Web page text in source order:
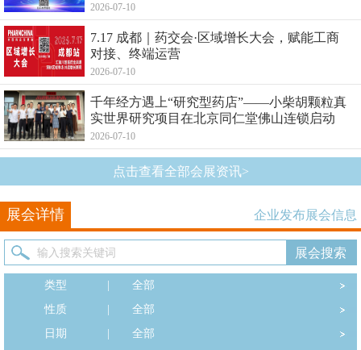
2026-07-10
7.17 成都｜药交会·区域增长大会，赋能工商
对接、终端运营
2026-07-10
千年经方遇上“研究型药店”——小柴胡颗粒真
实世界研究项目在北京同仁堂佛山连锁启动
2026-07-10
点击查看全部会展资讯>
展会详情 企业发布展会信息
类型
全部
性质
全部
日期
全部